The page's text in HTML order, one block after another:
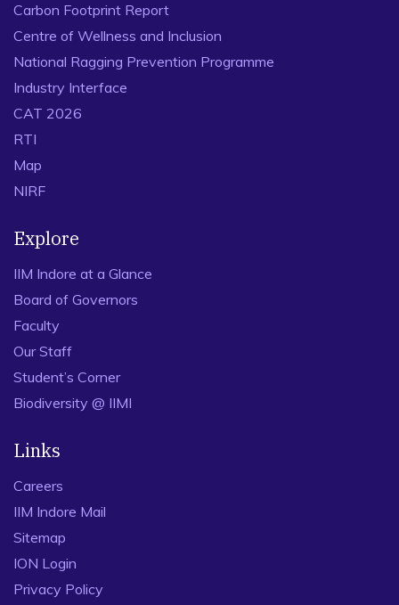
Carbon Footprint Report
Centre of Wellness and Inclusion
National Ragging Prevention Programme
Industry Interface
CAT 2026
RTI
Map
NIRF
Explore
IIM Indore at a Glance
Board of Governors
Faculty
Our Staff
Student’s Corner
Biodiversity @ IIMI
Links
Careers
IIM Indore Mail
Sitemap
ION Login
Privacy Policy